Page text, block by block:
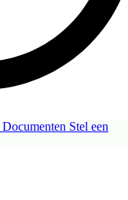
Documenten Stel een